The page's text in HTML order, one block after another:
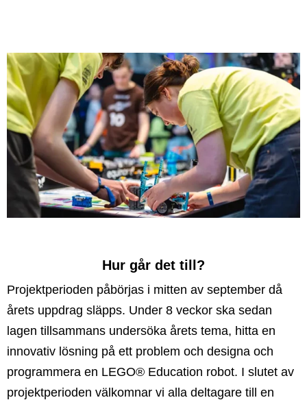
Hur går det till?
Projektperioden påbörjas i mitten av september då
årets uppdrag släpps. Under 8 veckor ska sedan
lagen tillsammans undersöka årets tema, hitta en
innovativ lösning på ett problem och designa och
programmera en LEGO® Education robot. I slutet av
projektperioden välkomnar vi alla deltagare till en